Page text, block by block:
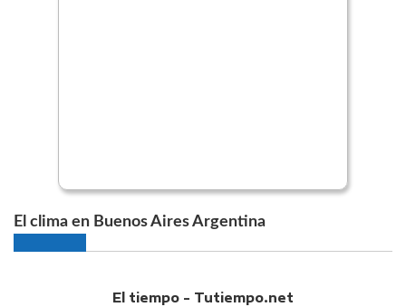
El clima en Buenos Aires Argentina
El tiempo - Tutiempo.net